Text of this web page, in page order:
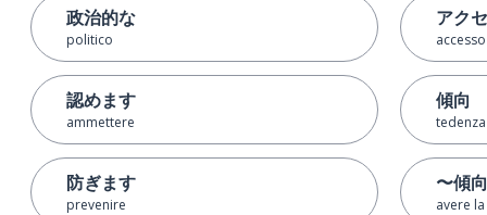
政治的な
politico
認めます
ammettere
防ぎます
prevenire
アク
accesso
傾向
tedenza
〜傾
avere